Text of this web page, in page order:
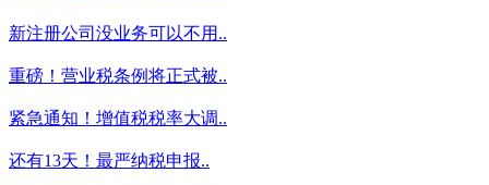
新注册公司没业务可以不用..
重磅！营业税条例将正式被..
紧急通知！增值税税率大调..
还有13天！最严纳税申报..